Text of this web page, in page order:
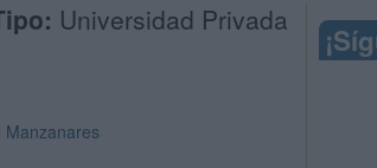
Universidad Privada
Manzanares